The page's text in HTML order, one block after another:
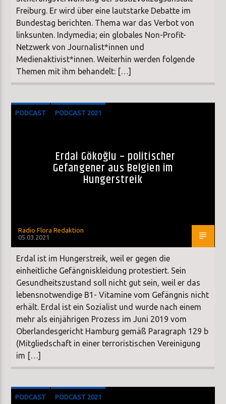
Freiburg. Er wird über eine lautstarke Debatte im
Bundestag berichten. Thema war das Verbot von
linksunten. Indymedia; ein globales Non-Profit-
Netzwerk von Journalist*innen und
Medienaktivist*innen. Weiterhin werden folgende
Themen mit ihm behandelt: […]
PODCAST PODCAST 2021
Erdal Gökoğlu – politischer
Gefangener aus Belgien im
Hungerstreik
Radio Flora Redaktion
05.03.2021
Erdal ist im Hungerstreik, weil er gegen die
einheitliche Gefängniskleidung protestiert. Sein
Gesundheitszustand soll nicht gut sein, weil er das
lebensnotwendige B1- Vitamine vom Gefängnis nicht
erhält. Erdal ist ein Sozialist und wurde nach einem
mehr als einjährigen Prozess im Juni 2019 vom
Oberlandesgericht Hamburg gemäß Paragraph 129 b
(Mitgliedschaft in einer terroristischen Vereinigung
im […]
PODCAST PODCAST 2021